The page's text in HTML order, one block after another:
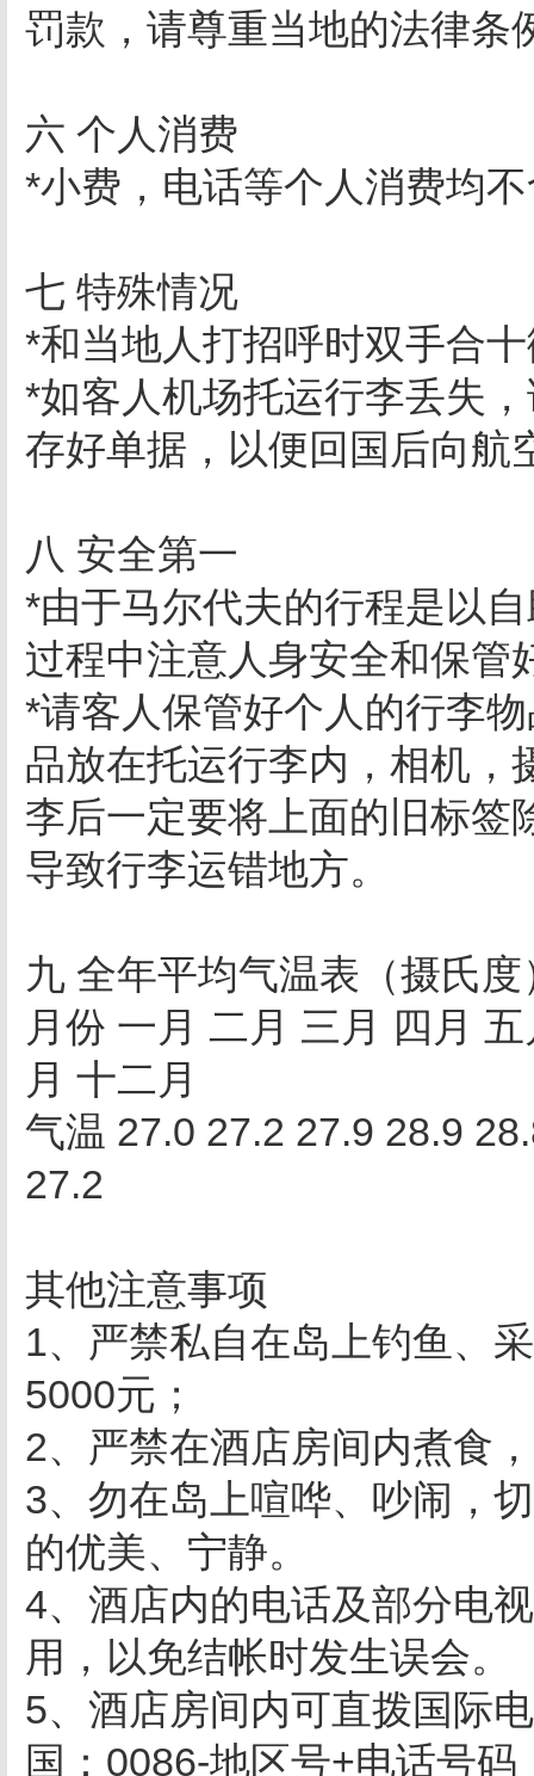
罚款，请尊重当地的法律条
六 个人消费
*小费，电话等个人消费均
七 特殊情况
*和当地人打招呼时双手合
*如客人机场托运行李丢失
存好单据，以便回国后向航
八 安全第一
*由于马尔代夫的行程是以
过程中注意人身安全和保
*请客人保管好个人的行李
品放在托运行李内，相机，
李后一定要将上面的旧标签
导致行李运错地方。
九 全年平均气温表（摄氏
月份 一月 二月 三月 四月
月 十二月
气温 27.0 27.2 27.9 28.9
27.2
其他注意事项
1、严禁私自在岛上钓鱼、
5000元；
2、严禁在酒店房间内煮食
3、勿在岛上喧哗、吵闹，
的优美、宁静。
4、酒店内的电话及部分电
用，以免结帐时发生误会。
5、酒店房间内可直拨国际
国：0086-地区号+电话号